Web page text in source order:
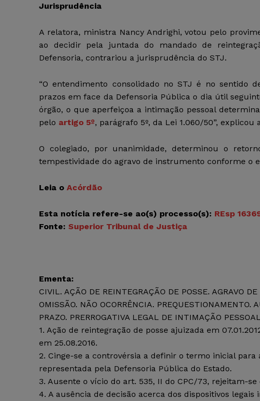
Jurisprudência
A relatora, ministra Nancy Andrighi, votou pelo
ao decidir pela juntada do mandado de
Defensoria, contrariou a jurisprudência do STJ.
“O entendimento consolidado no STJ é no sentido
prazos em face da Defensoria Pública o dia útil
órgão, o que aperfeiçoa a intimação pessoal
pelo artigo 5º, parágrafo 5º, da Lei 1.060/50”, explicou
O colegiado, por unanimidade, determinou o
tempestividade do agravo de instrumento conforme o
Leia o Acórdão
Esta notícia refere-se ao(s) processo(s): REsp
Fonte: Superior Tribunal de Justiça
Ementa:
CIVIL. AÇÃO DE REINTEGRAÇÃO DE POSSE. AGRAVO
OMISSÃO. NÃO OCORRÊNCIA.
PRAZO. PRERROGATIVA LEGAL DE INTIMAÇÃO
1. Ação de reintegração de posse ajuizada em
em 25.08.2016.
2. Cinge-se a controvérsia a definir o termo inicial
representada pela Defensoria Pública do Estado.
3. Ausente o vício do art. 535, II do CPC/73, rejeitam-
4. A ausência de decisão acerca dos dispositivos